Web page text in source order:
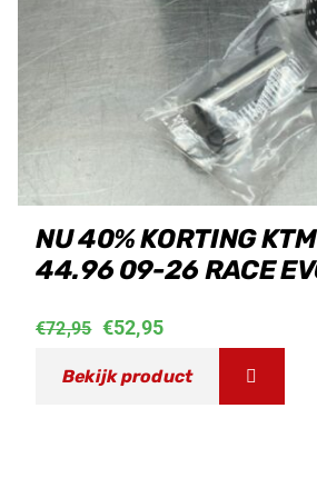
NU 40% KORTING
44.96 09-26 RACE
€72,95 Oorspronkelijke
prijs
€52,95Huidige
prijs
Bekijk product